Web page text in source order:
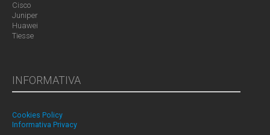
Cisco
Juniper
Huawei
Tiesse
INFORMATIVA
Cookies Policy
Informativa Privacy